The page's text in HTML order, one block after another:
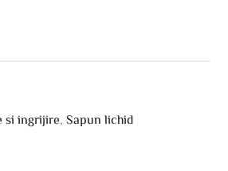
si ingrijire ,Sapun lichid